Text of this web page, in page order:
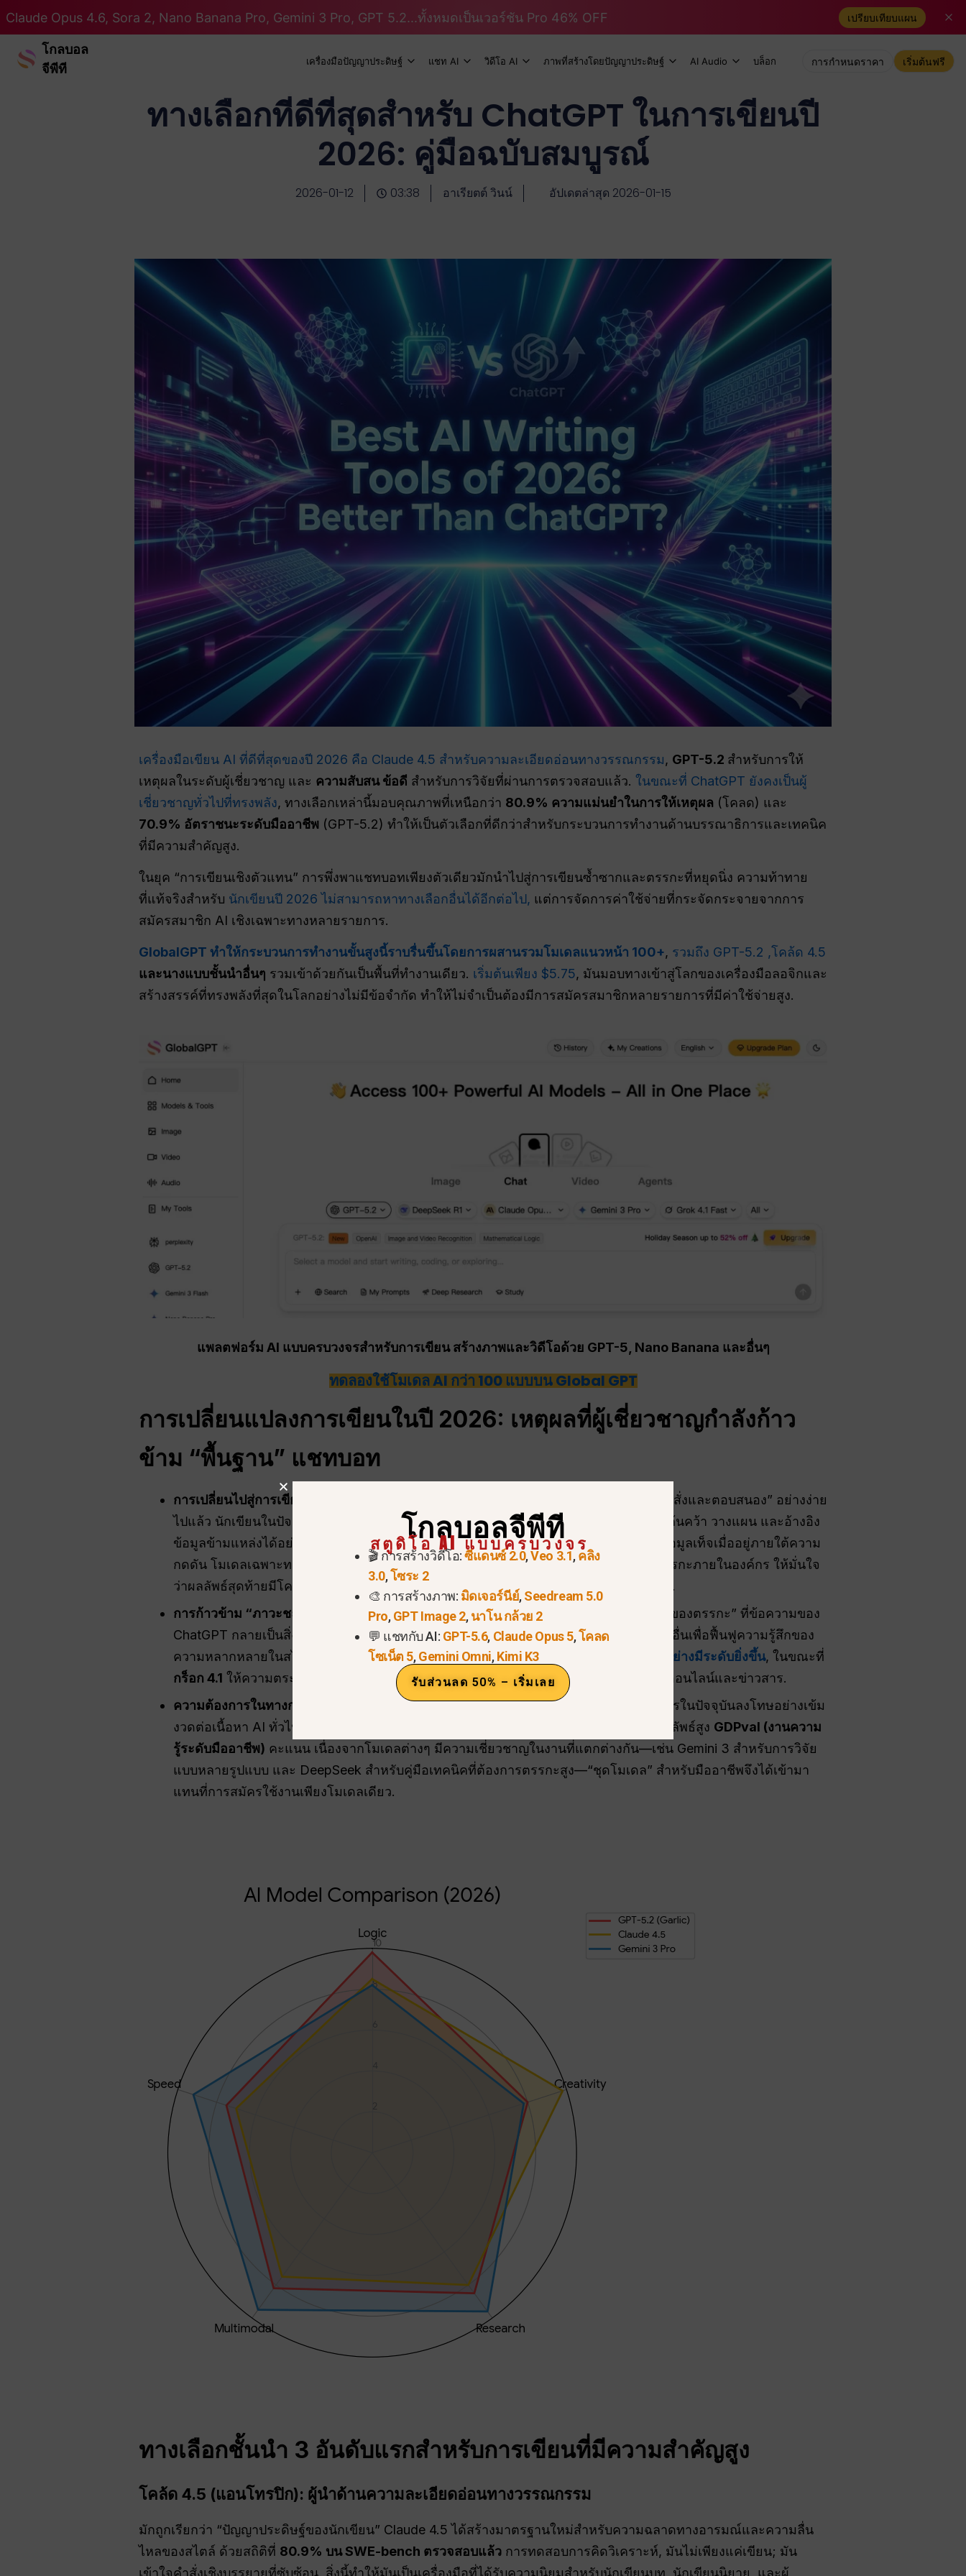
Claude Opus 4.6, Sora 2, Nano Banana Pro, Gemini 3 Pro, GPT 5.2...ทั้งหมดเป็นเวอร์ชัน Pro 46% OFF เปรียบเทียบแผน
โกลบอล
จีพีที
เครื่องมือปัญญาประดิษฐ์ แชท AI วิดีโอ AI ภาพที่สร้างโดยปัญญาประดิษฐ์ AI Audio บล็อก การกำหนดราคา เริ่มต้นฟรี
ทางเลือกที่ดีที่สุดสำหรับ ChatGPT ในการเขียนปี
2026: คู่มือฉบับสมบูรณ์
2026-01-12 03:38 อาเรียตต์ วินน์ อัปเดตล่าสุด 2026-01-15
เครื่องมือเขียน AI ที่ดีที่สุดของปี 2026 คือ Claude 4.5 สำหรับความละเอียดอ่อนทางวรรณกรรม, GPT-5.2 สำหรับการให้
เหตุผลในระดับผู้เชี่ยวชาญ และ ความสับสนข้อดี สำหรับการวิจัยที่ผ่านการตรวจสอบแล้ว. ในขณะที่ ChatGPT ยังคงเป็นผู้
เชี่ยวชาญทั่วไปที่ทรงพลัง, ทางเลือกเหล่านี้มอบคุณภาพที่เหนือกว่า 80.9% ความแม่นยำในการให้เหตุผล (โคลด) และ
70.9% อัตราชนะระดับมืออาชีพ (GPT-5.2) ทำให้เป็นตัวเลือกที่ดีกว่าสำหรับกระบวนการทำงานด้านบรรณาธิการและเทคนิค
ที่มีความสำคัญสูง.
ในยุค “การเขียนเชิงตัวแทน” การพึ่งพาแชทบอทเพียงตัวเดียวมักนำไปสู่การเขียนซ้ำซากและตรรกะที่หยุดนิ่ง ความท้าทาย
ที่แท้จริงสำหรับ นักเขียนปี 2026 ไม่สามารถหาทางเลือกอื่นได้อีกต่อไป, แต่การจัดการค่าใช้จ่ายที่กระจัดกระจายจากการ
สมัครสมาชิก AI เชิงเฉพาะทางหลายรายการ.
GlobalGPT ทำให้กระบวนการทำงานขั้นสูงนี้ราบรื่นขึ้นโดยการผสานรวมโมเดลแนวหน้า 100+, รวมถึง GPT-5.2 ,โคล้ด 4.5
และนางแบบชั้นนำอื่นๆ รวมเข้าด้วยกันเป็นพื้นที่ทำงานเดียว. เริ่มต้นเพียง $5.75, มันมอบทางเข้าสู่โลกของเครื่องมือลอจิกและ
สร้างสรรค์ที่ทรงพลังที่สุดในโลกอย่างไม่มีข้อจำกัด ทำให้ไม่จำเป็นต้องมีการสมัครสมาชิกหลายรายการที่มีค่าใช้จ่ายสูง.
แพลตฟอร์ม AI แบบครบวงจรสำหรับการเขียน สร้างภาพและวิดีโอด้วย GPT-5, Nano Banana และอื่นๆ
ทดลองใช้โมเดล AI กว่า 100 แบบบน Global GPT
การเปลี่ยนแปลงการเขียนในปี 2026: เหตุผลที่ผู้เชี่ยวชาญกำลังก้าว
ข้าม “พื้นฐาน” แชทบอท
การเปลี่ยนไปสู่การเขียนเชิงตัวแทน:
ในปี 2026 อุตสาหกรรมได้ก้าวข้ามกลไกแบบ “ป้อนคำสั่งและตอบสนอง” อย่างง่าย
ไปแล้ว นักเขียนในปัจจุบันต้องการความสามารถในการ “เขียนเชิงตัวแทน” ซึ่ง AI สามารถค้นคว้า วางแผน และอ้างอิง
ข้อมูลข้ามแหล่งได้อย่างอิสระก่อนที่จะร่างข้อความ ในขณะที่แชทบอทมาตรฐานมักสร้างข้อมูลเท็จเมื่ออยู่ภายใต้ความ
กดดัน โมเดลเฉพาะทางในปี 2026 เช่น GPT-5.2 ใช้ โทเค็นแห่งความคิด เพื่อตรวจสอบตรรกะภายในองค์กร ให้มั่นใจ
ว่าผลลัพธ์สุดท้ายมีโครงสร้างที่ถูกต้องและสามารถนำไปใช้ในทางวิชาชีพได้อย่างเหมาะสม.
การก้าวข้าม “ภาวะชะงักงันของ GPT”: ผู้ใช้ AI ระยะยาวจำนวนมากรายงานถึง “จุดอิ่มตัวของตรรกะ” ที่ข้อความของ
ChatGPT กลายเป็นสิ่งที่คาดเดาได้และมีจังหวะมากเกินไป ผู้เชี่ยวชาญจึงหันไปใช้ทางเลือกอื่นเพื่อฟื้นฟูความรู้สึกของ
ความหลากหลายในสไตล์การเขียน ตัวอย่างเช่น,Claude 4.5 มอบน้ำเสียงที่ “เป็นมนุษย์” อย่างมีระดับยิ่งขึ้น, ในขณะที่
กร็อก 4.1 ให้ความตระหนักรู้ทางวัฒนธรรมแบบเรียลไทม์ที่จำเป็นสำหรับเนื้อหาในสื่อสังคมออนไลน์และข่าวสาร.
ความต้องการในทางการ
มาตรฐาน SEO สมัยใหม่และมาตรฐานทางวิชาการในปัจจุบันลงโทษอย่างเข้ม
งวดต่อเนื้อหา AI ทั่วไป นักเขียนชั้นนำในปัจจุบันให้ความสำคัญกับโมเดลที่สามารถบรรลุผลลัพธ์สูง GDPval (งานความ
รู้ระดับมืออาชีพ) คะแนน เนื่องจากโมเดลต่างๆ มีความเชี่ยวชาญในงานที่แตกต่างกัน—เช่น Gemini 3 สำหรับการวิจัย
แบบหลายรูปแบบ และ DeepSeek สำหรับคู่มือเทคนิคที่ต้องการตรรกะสูง—“ชุดโมเดล” สำหรับมืออาชีพจึงได้เข้ามา
แทนที่การสมัครใช้งานเพียงโมเดลเดียว.
ทางเลือกชั้นนำ 3 อันดับแรกสำหรับการเขียนที่มีความสำคัญสูง
โคล้ด 4.5 (แอนโทรปิก): ผู้นำด้านความละเอียดอ่อนทางวรรณกรรม
มักถูกเรียกว่า “ปัญญาประดิษฐ์ของนักเขียน” Claude 4.5 ได้สร้างมาตรฐานใหม่สำหรับความฉลาดทางอารมณ์และความลื่น
ไหลของสไตล์ ด้วยสถิติที่ 80.9% บน SWE-bench ตรวจสอบแล้ว การทดสอบการคิดวิเคราะห์, มันไม่เพียงแค่เขียน; มัน
เข้าใจคำสั่งเชิงบรรยายที่ซับซ้อน. สิ่งนี้ทำให้มันเป็นเครื่องมือที่ได้รับความนิยมสำหรับนักเขียนบท, นักเขียนนิยาย, และผู้
โกลบอลจีพีที
สตูดิโอ AI แบบครบวงจร
🎬 การสร้างวิดีโอ:ซีแดนซ์ 2.0,Veo 3.1,คลิง
3.0,โซระ 2
🎨 การสร้างภาพ: มิดเจอร์นีย์,Seedream 5.0
Pro,GPT Image 2,นาโน กล้วย 2
💬 แชทกับ AI: GPT-5.6, Claude Opus 5,โคลด
โซเน็ต 5,Gemini Omni,Kimi K3
รับส่วนลด 50% – เริ่มเลย